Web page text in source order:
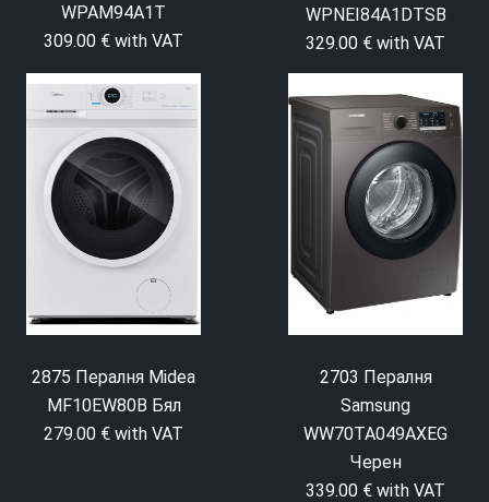
WPAM94A1T
309.00 € with VAT
WPNEI84A1DTSB
329.00 € with VAT
2875 Пералня Midea
MF10EW80B Бял
279.00 € with VAT
2703 Пералня
Samsung
WW70TA049AXEG
Черен
339.00 € with VAT